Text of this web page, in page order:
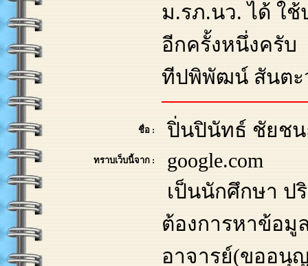
ม.รภ.นว. ได้ ใ
อีกครั้งหนึ่งครับ
ทีปพิพัฒน์ สันตะ
ชื่อ : ปิ่นปินัทธ์ ชัยช
ทราบเว็บนี้จาก : google.com
เป็นนักศึกษา ป
ต้องการหาข้อมู
อาจารย์(ขออนุ